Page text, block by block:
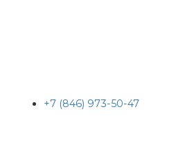
+7 (846) 973-50-47